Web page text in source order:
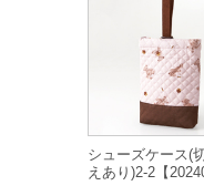
シューズケース(
えあり)2-2【